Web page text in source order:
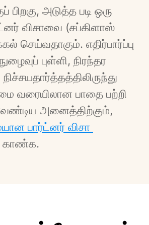
பிறகு, அடுத்த படி ஒரு
விசாவை (சப்கிளாஸ்
செய்வதாகும். எதிர்பார்ப்பு
புள்ளி, நிரந்தர
வரையிலான பாதை பற்றி
பார்ட்னர் விசா
காண்க.